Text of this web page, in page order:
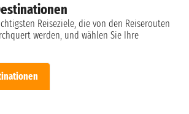
Reiseziele, die von den Reiserouten
werden, und wählen Sie Ihre